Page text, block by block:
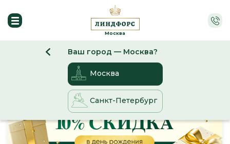
Москва
Акции Ваш город — Москва?
Москва
Санкт-Петербург